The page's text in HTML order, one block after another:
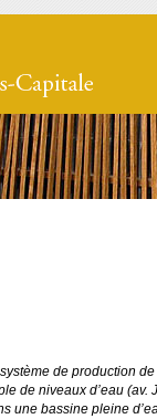
de production
de niveaux d’eau (av.
une bassine pleine